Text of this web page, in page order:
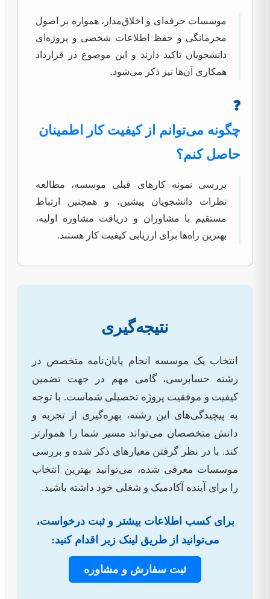
موسسات حرفه‌ای و اخلاق‌مدار، همواره بر اصول
محرمانگی و حفظ اطلاعات شخصی و پروژه‌ای
دانشجویان تاکید دارند و این موضوع در قرارداد
همکاری آن‌ها نیز ذکر می‌شود.
❓
چگونه می‌توانم از کیفیت کار اطمینان
حاصل کنم؟
بررسی نمونه کارهای قبلی موسسه، مطالعه
نظرات دانشجویان پیشین، و همچنین ارتباط
مستقیم با مشاوران و دریافت مشاوره اولیه،
بهترین راه‌ها برای ارزیابی کیفیت کار هستند.
نتیجه‌گیری
انتخاب یک موسسه انجام پایان‌نامه متخصص در
رشته حسابرسی، گامی مهم در جهت تضمین
کیفیت و موفقیت پروژه تحصیلی شماست. با توجه
به پیچیدگی‌های این رشته، بهره‌گیری از تجربه و
دانش متخصصان می‌تواند مسیر شما را هموارتر
کند. با در نظر گرفتن معیارهای ذکر شده و بررسی
موسسات معرفی شده، می‌توانید بهترین انتخاب
را برای آینده آکادمیک و شغلی خود داشته باشید.
برای کسب اطلاعات بیشتر و ثبت درخواست،
می‌توانید از طریق لینک زیر اقدام کنید:
ثبت سفارش و مشاوره